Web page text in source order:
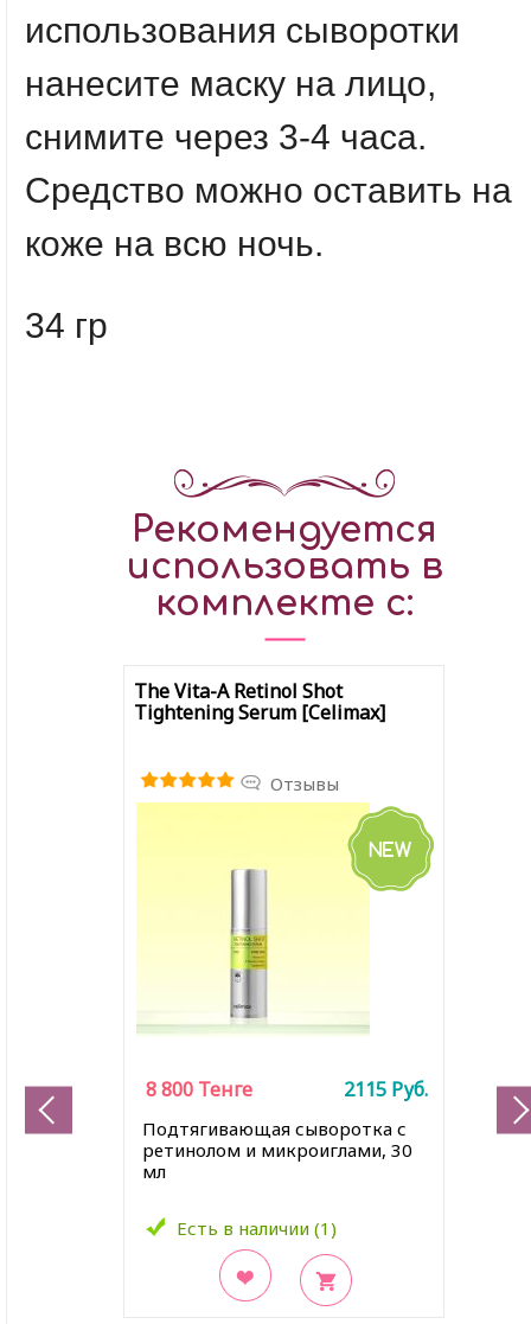
использования сыворотки
нанесите маску на лицо,
снимите через 3-4 часа.
Средство можно оставить на
коже на всю ночь.
34 гр
Рекомендуется
использовать в
комплекте с:
The Vita-A Retinol Shot
Tightening Serum [Celimax]
Отзывы
Подтягивающая сыворотка с
ретинолом и микроиглами, 30
мл
Есть в наличии (1)
8 800 Тенге 2115 Руб.